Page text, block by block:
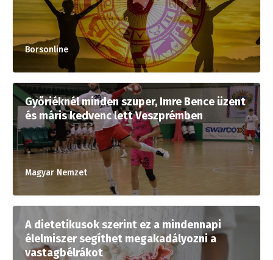
Borsonline
Győriéknél minden szuper, Imre Bence üzent
és máris kedvenc lett Veszprémben
Magyar Nemzet
A dietetikusok szerint ez a mindennapi
élelmiszer segíthet megakadályozni a
vastagbélrákot